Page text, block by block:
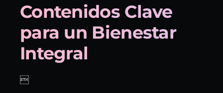
Contenidos Clave
para un Bienestar
Integral
